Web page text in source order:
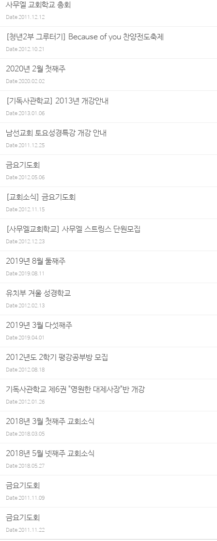
사무엘 교회학교 총회
Date2011.12.12
[쳥년2부 그루터기] Because of you 찬양전도축제
Date2012.10.21
2020년 2월 첫째주
Date2020.02.02
[기독사관학교] 2013년 개강안내
Date2013.01.06
남선교회 토요성경특강 개강 안내
Date2011.12.25
금요기도회
Date2012.05.06
[교회소식] 금요기도회
Date2012.11.15
[사무엘교회학교] 사무엘 스트링스 단원모집
Date2012.12.23
2019년 8월 둘째주
Date2019.08.11
유치부 겨울 성경학교
Date2012.02.13
2019년 3월 다섯째주
Date2019.04.01
2012년도 2학기 평강공부방 모집
Date2012.08.18
기독사관학교 제6권 "영원한 대제사장"반 개강
Date2012.01.26
2018년 3월 첫째주 교회소식
Date2018.03.05
2018년 5월 넷째주 교회소식
Date2018.05.27
금요기도회
Date2011.11.09
금요기도회
Date2011.11.22